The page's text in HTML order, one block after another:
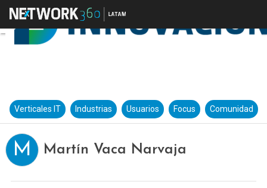
Verticales IT Industrias Usuarios Focus Comunidad
M Martín Vaca Narvaja